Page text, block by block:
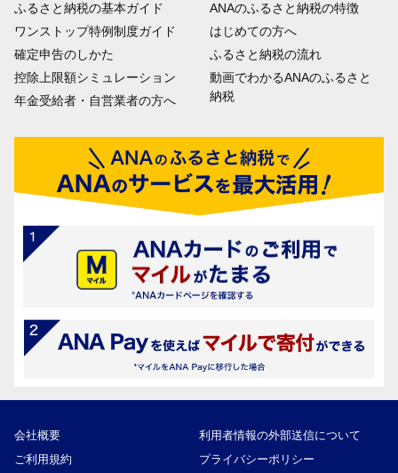
ふるさと納税の基本ガイド
ワンストップ特例制度ガイド
確定申告のしかた
控除上限額シミュレーション
年金受給者・自営業者の方へ
ANAのふるさと納税の特徴
はじめての方へ
ふるさと納税の流れ
動画でわかるANAのふるさと
納税
会社概要
利用者情報の外部送信について
ご利用規約
プライバシーポリシー